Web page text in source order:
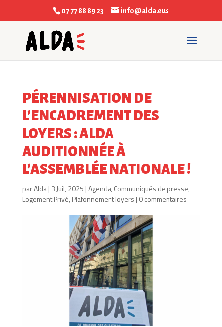
07 77 88 89 23 info@alda.eus
PÉRENNISATION DE
L’ENCADREMENT DES
LOYERS : ALDA
AUDITIONNÉE À
L’ASSEMBLÉE NATIONALE !
parAlda| 3 Juil, 2025 |Agenda, Communiqués de presse,
Logement Privé, Plafonnement loyers | 0 commentaires